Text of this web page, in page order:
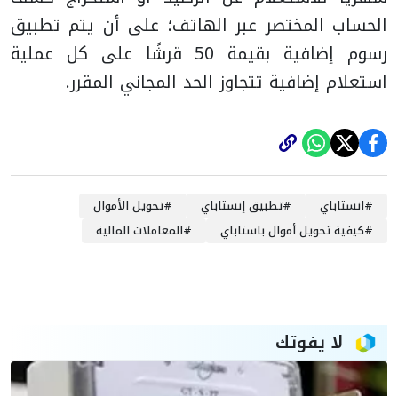
الحساب المختصر عبر الهاتف؛ على أن يتم تطبيق
رسوم إضافية بقيمة 50 قرشًا على كل عملية
استعلام إضافية تتجاوز الحد المجاني المقرر.
#انستاباي #تطبيق إنستاباي #تحويل الأموال
#كيفية تحويل أموال باستاباي #المعاملات المالية
لا يفوتك